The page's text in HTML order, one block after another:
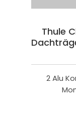
Thule
2 Alu